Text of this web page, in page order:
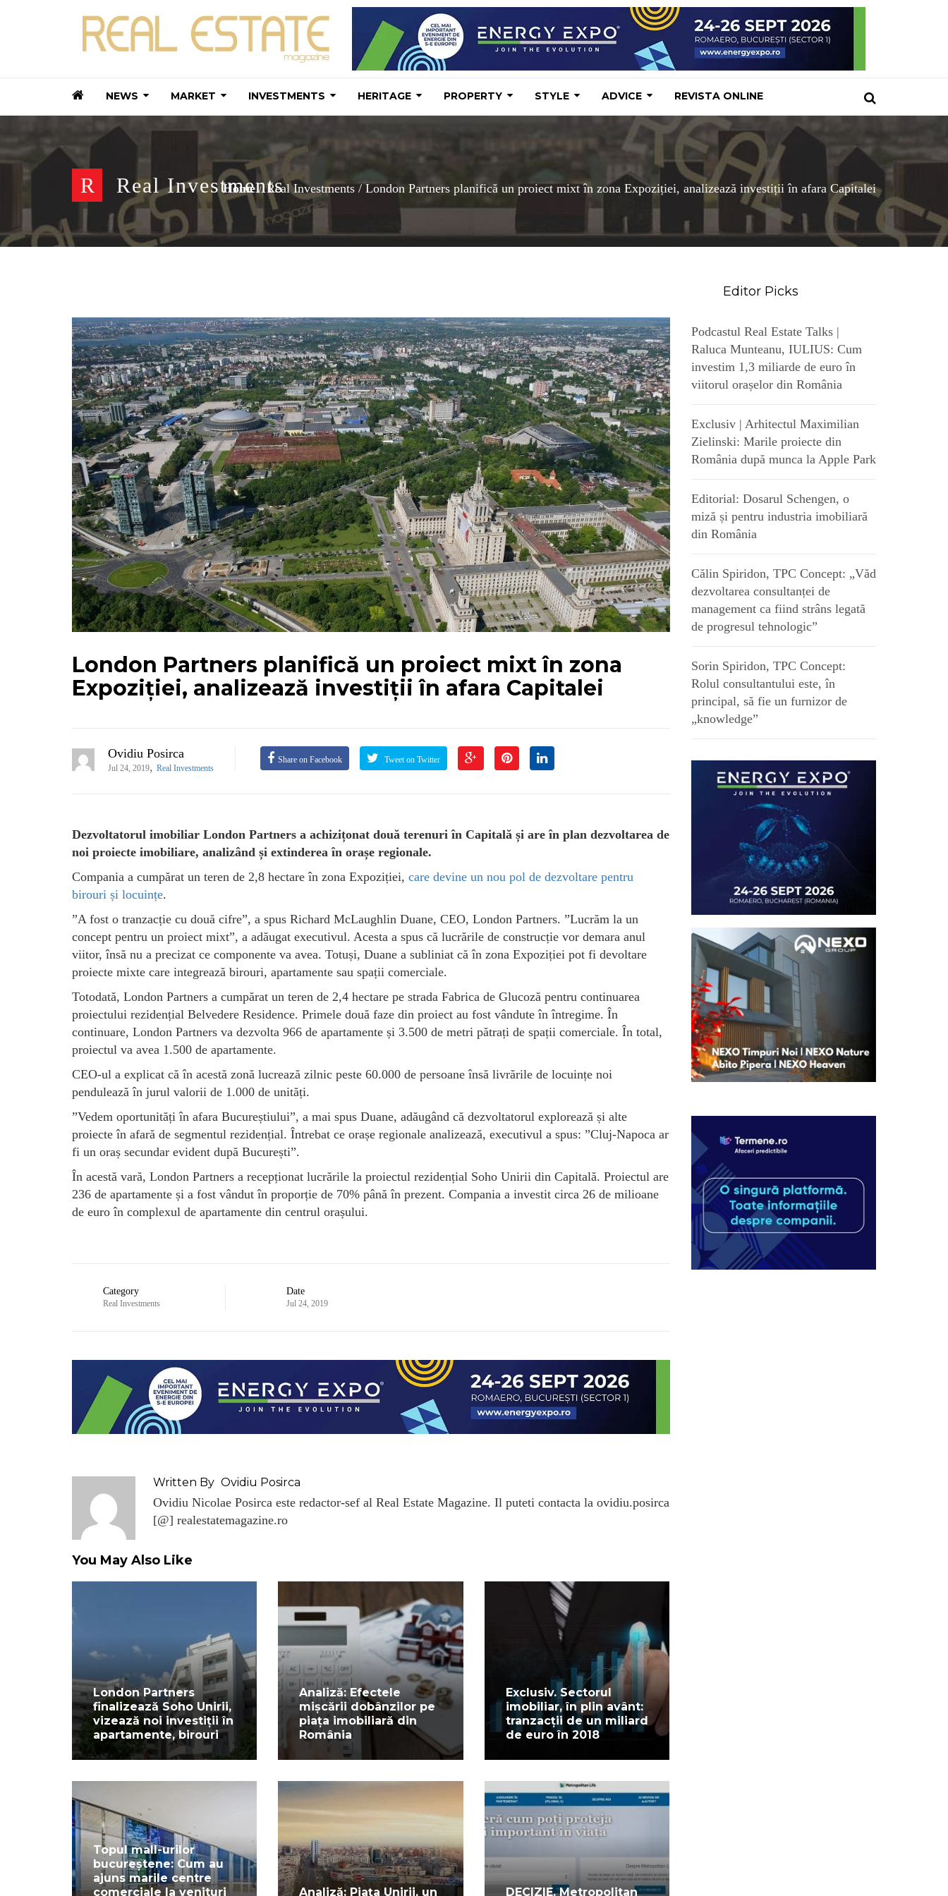
NEWS MARKET INVESTMENTS HERITAGE PROPERTY STYLE ADVICE REVISTA ONLINE
R Real Investments
Home Real Investments /London Partners planifică un proiect mixt în zona Expoziției, analizează investiții în afara Capitalei
London Partners planifică un proiect mixt în zona
Expoziției, analizează investiții în afara Capitalei
Ovidiu Posirca
Jul 24, 2019, Real Investments
Share on Facebook Tweet on Twitter
Dezvoltatorul imobiliar London Partners a achizițonat două terenuri în Capitală și are în plan dezvoltarea de
noi proiecte imobiliare, analizând și extinderea în orașe regionale.
Compania a cumpărat un teren de 2,8 hectare în zona Expoziției, care devine un nou pol de dezvoltare pentru
birouri și locuințe.
”A fost o tranzacție cu două cifre”, a spus Richard McLaughlin Duane, CEO, London Partners. ”Lucrăm la un
concept pentru un proiect mixt”, a adăugat executivul. Acesta a spus că lucrările de construcție vor demara anul
viitor, însă nu a precizat ce componente va avea. Totuși, Duane a subliniat că în zona Expoziției pot fi devoltare
proiecte mixte care integrează birouri, apartamente sau spații comerciale.
Totodată, London Partners a cumpărat un teren de 2,4 hectare pe strada Fabrica de Glucoză pentru continuarea
proiectului rezidențial Belvedere Residence. Primele două faze din proiect au fost vândute în întregime. În
continuare, London Partners va dezvolta 966 de apartamente și 3.500 de metri pătrați de spații comerciale. În total,
proiectul va avea 1.500 de apartamente.
CEO-ul a explicat că în acestă zonă lucrează zilnic peste 60.000 de persoane însă livrările de locuințe noi
pendulează în jurul valorii de 1.000 de unități.
”Vedem oportunități în afara Bucureștiului”, a mai spus Duane, adăugând că dezvoltatorul explorează și alte
proiecte în afară de segmentul rezidențial. Întrebat ce orașe regionale analizează, executivul a spus: ”Cluj-Napoca ar
fi un oraș secundar evident după București”.
În acestă vară, London Partners a recepționat lucrările la proiectul rezidențial Soho Unirii din Capitală. Proiectul are
236 de apartamente și a fost vândut în proporție de 70% până în prezent. Compania a investit circa 26 de milioane
de euro în complexul de apartamente din centrul orașului.
Category
Real Investments
Date
Jul 24, 2019
Written By Ovidiu Posirca
Ovidiu Nicolae Posirca este redactor-sef al Real Estate Magazine. Il puteti contacta la ovidiu.posirca
[@] realestatemagazine.ro
You May Also Like
London Partners
finalizează Soho Unirii,
vizează noi investiții în
apartamente, birouri
Analiză: Efectele
mișcării dobânzilor pe
piața imobiliară din
România
Exclusiv. Sectorul
imobiliar, în plin avânt:
tranzacții de un miliard
de euro în 2018
Topul mall-urilor
bucureștene: Cum au
ajuns marile centre
comerciale la venituri
Analiză: Piața Unirii, un DECIZIE. Metropolitan
Editor Picks
Podcastul Real Estate Talks |
Raluca Munteanu, IULIUS: Cum
investim 1,3 miliarde de euro în
viitorul orașelor din România
Exclusiv | Arhitectul Maximilian
Zielinski: Marile proiecte din
România după munca la Apple Park
Editorial: Dosarul Schengen, o
miză și pentru industria imobiliară
din România
Călin Spiridon, TPC Concept: „Văd
dezvoltarea consultanței de
management ca fiind strâns legată
de progresul tehnologic”
Sorin Spiridon, TPC Concept:
Rolul consultantului este, în
principal, să fie un furnizor de
„knowledge”